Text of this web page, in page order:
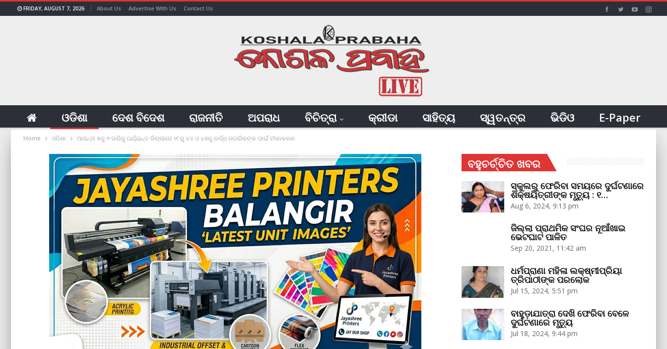
FRIDAY, AUGUST 7, 2026 About Us Advertise With Us Contact Us
ଓଡିଶା ଦେଶ ବିଦେଶ ରାଜନୀତି ଅପରାଧ ବିଚିତ୍ରା କ୍ରୀଡା ସାହିତ୍ୟ ସ୍ୱତନ୍ତ୍ର ଭିଡିଓ E-Paper
Home ଓଡିଶା ଆସନ୍ତା ୫ରୁ ୭ ତାରିରୁ ପର୍ଯ୍ୟନ୍ତ ଜିଲ୍ଲାରେ ୧୮ରୁ ୪୪ ଓ ୪୫ରୁ ଉର୍ଦ୍ଧ ନାଗରିକଙ୍କ ପାଇଁ ଟୀକାକରଣ
ବହୁଚର୍ଚ୍ଚିତ ଖବର
ସ୍କୁଲରୁ ଫେରିବା ସମୟରେ ଦୁର୍ଘଟଣାରେ
ଶିକ୍ଷୟିତ୍ରୀଙ୍କ ମୃତ୍ୟୁ : ୧…
Aug 6, 2024, 9:13 pm
ଜିଲ୍ଲା ପ୍ରାଥମିକ ସଂଘର ନୂଆଁଖାଇ
ଭେଟଘାଟ ପାଳିତ
Sep 20, 2021, 11:42 am
ଧର୍ମପ୍ରାଣା ମହିଳା ଲକ୍ଷ୍ମୀପ୍ରିୟା
ତ୍ରିପାଠୀଙ୍କ ପରଲୋକ
Jul 15, 2024, 5:51 pm
ବାହୁଡ଼ାଯାତ୍ରା ଦେଖି ଫେରିବା ବେଳେ
ଦୁର୍ଘଟଣାରେ ମୃତ୍ୟୁ
Jul 18, 2024, 9:44 pm